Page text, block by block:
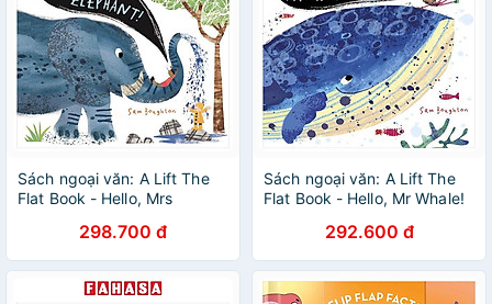
Sách ngoại văn: A Lift The
Flat Book - Hello, Mrs
298.700 đ
Sách ngoại văn: A Lift The
Flat Book - Hello, Mr Whale!
292.600 đ